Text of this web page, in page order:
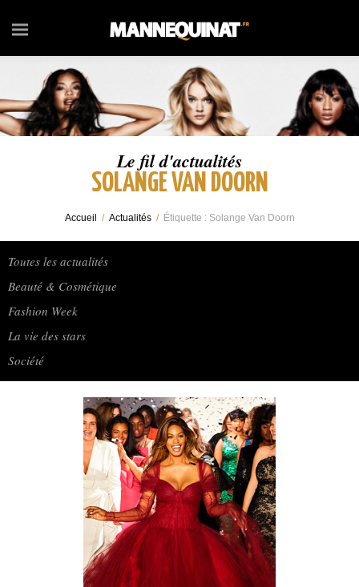
Le fil d'actualités
SOLANGE VAN DOORN
Accueil / Actualités / Étiquette : Solange Van Doorn
Toutes les actualités
Beauté & Cosmétique
Fashion Week
La vie des stars
Société